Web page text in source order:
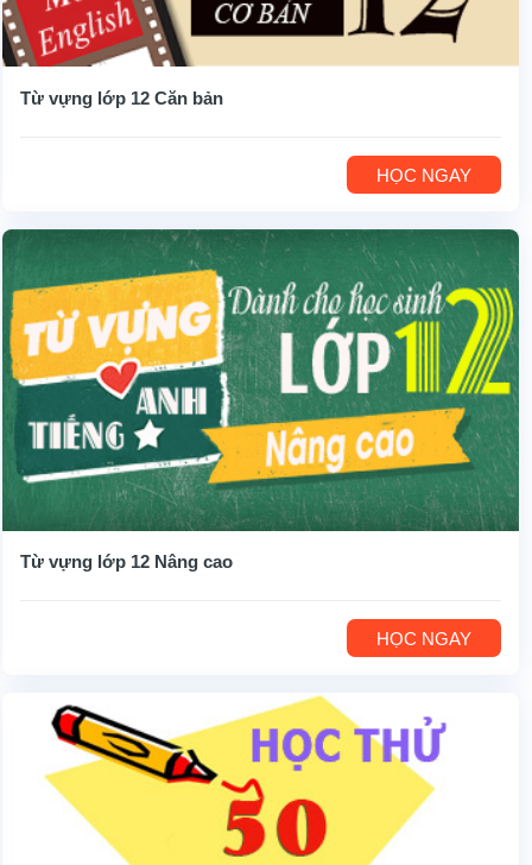
Từ vựng lớp 12 Căn bản
HỌC NGAY
Từ vựng lớp 12 Nâng cao
HỌC NGAY